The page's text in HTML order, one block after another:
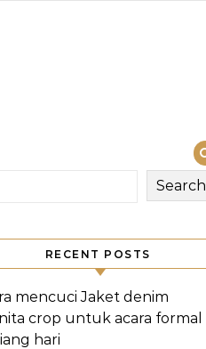
Search
RECENT POSTS
mencuci Jaket denim
crop untuk acara formal
hari